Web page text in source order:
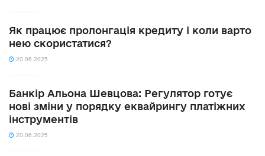
Як працює пролонгація кредиту і коли варто
нею скористатися?
20.06.2025
Банкір Альона Шевцова: Регулятор готує
нові зміни у порядку еквайрингу платіжних
інструментів
20.06.2025